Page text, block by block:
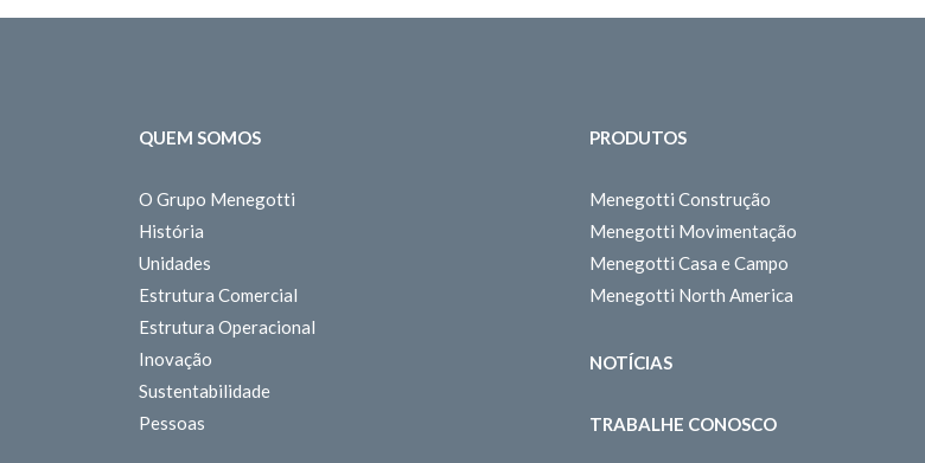
QUEM SOMOS
O Grupo Menegotti
História
Unidades
Estrutura Comercial
Estrutura Operacional
Inovação
Sustentabilidade
Pessoas
PRODUTOS
Menegotti Construção
Menegotti Movimentação
Menegotti Casa e Campo
Menegotti North America
NOTÍCIAS
TRABALHE CONOSCO